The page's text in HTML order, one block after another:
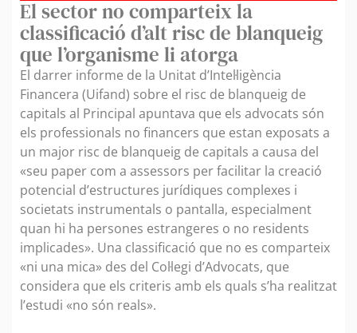
El sector no comparteix la
classificació d’alt risc de blanqueig
que l’organisme li atorga
El darrer informe de la Unitat d’Intel·ligència
Financera (Uifand) sobre el risc de blanqueig de
capitals al Principal apuntava que els advocats són
els professionals no financers que estan exposats a
un major risc de blanqueig de capitals a causa del
«seu paper com a assessors per facilitar la creació
potencial d’estructures jurídiques complexes i
societats instrumentals o pantalla, especialment
quan hi ha persones estrangeres o no residents
implicades». Una classificació que no es comparteix
«ni una mica» des del Col·legi d’Advocats, que
considera que els criteris amb els quals s’ha realitzat
l’estudi «no són reals».